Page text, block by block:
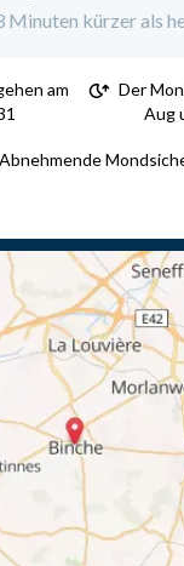
Minuten kürzer als
am
Der
Aug